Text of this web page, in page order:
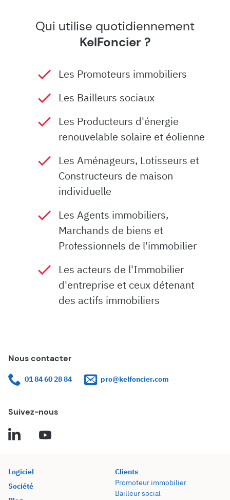
Qui utilise quotidiennement
KelFoncier ?
Les Promoteurs immobiliers
Les Bailleurs sociaux
Les Producteurs d'énergie
renouvelable solaire et éolienne
Les Aménageurs, Lotisseurs et
Constructeurs de maison
individuelle
Les Agents immobiliers,
Marchands de biens et
Professionnels de l'immobilier
Les acteurs de l'Immobilier
d'entreprise et ceux détenant
des actifs immobiliers
Nous contacter
01 84 60 28 84 pro@kelfoncier.com
Suivez-nous
Logiciel
Société
Clients
Promoteur immobilier
Bailleur social